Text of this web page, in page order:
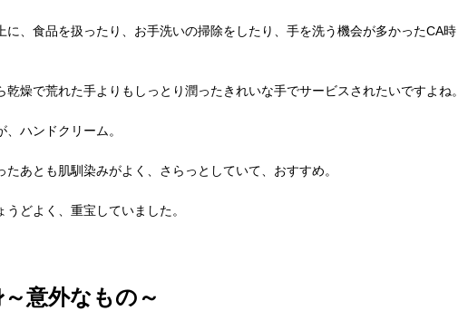
、食品を扱ったり、 お手洗いの掃除をしたり、手を洗う機会が多かったCA時
乾燥で荒れた手よりもしっとり潤ったきれいな手でサービスされたいですよね。
ハンドクリーム。
たあとも肌馴染みがよく、さらっとしていて、おすすめ。
どよく、重宝していました。
意外なもの～